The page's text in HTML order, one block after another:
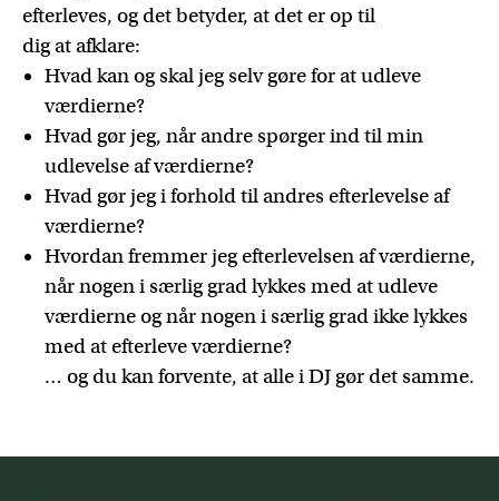
efterleves, og det betyder, at det er op til
dig at afklare:
Hvad kan og skal jeg selv gøre for at udleve
værdierne?
Hvad gør jeg, når andre spørger ind til min
udlevelse af værdierne?
Hvad gør jeg i forhold til andres efterlevelse af
værdierne?
Hvordan fremmer jeg efterlevelsen af værdierne,
når nogen i særlig grad lykkes med at udleve
værdierne og når nogen i særlig grad ikke lykkes
med at efterleve værdierne?
… og du kan forvente, at alle i DJ gør det samme.